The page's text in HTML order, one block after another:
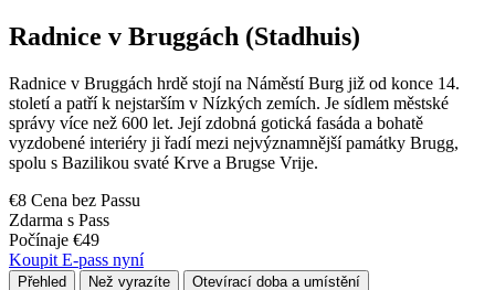
Radnice v Bruggách (Stadhuis)
Radnice v Bruggách hrdě stojí na Náměstí Burg již od konce 14.
století a patří k nejstarším v Nízkých zemích. Je sídlem městské
správy více než 600 let. Její zdobná gotická fasáda a bohatě
vyzdobené interiéry ji řadí mezi nejvýznamnější památky Brugg,
spolu s Bazilikou svaté Krve a Brugse Vrije.
€8 Cena bez Passu
Zdarma s Pass
Počínaje €49
Koupit E-pass nyní
Přehled Než vyrazíte Otevírací doba a umístění